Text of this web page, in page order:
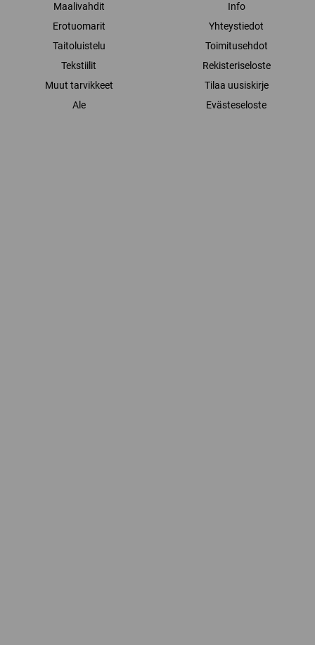
Maalivahdit
Erotuomarit
Taitoluistelu
Tekstiilit
Muut tarvikkeet
Ale
Info
Yhteystiedot
Toimitusehdot
Rekisteriseloste
Tilaa uusiskirje
Evästeseloste